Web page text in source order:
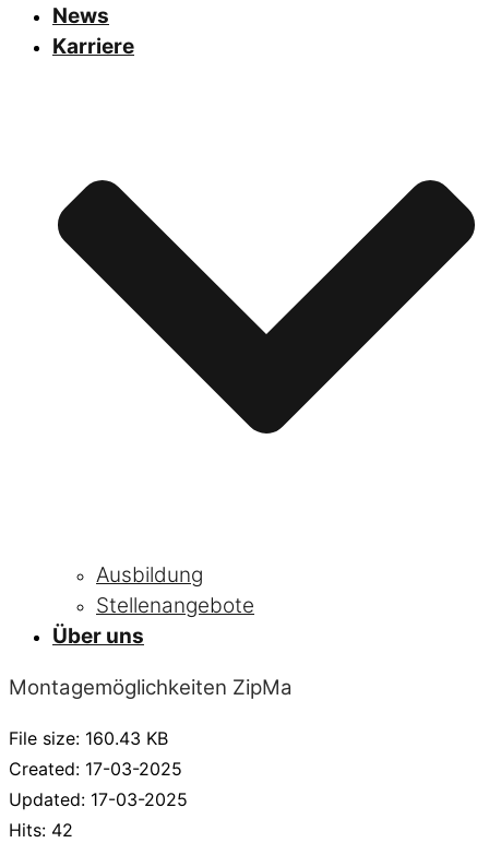
News
Karriere
Ausbildung
Stellenangebote
Über uns
Montagemöglichkeiten ZipMa
File size: 160.43 KB
Created: 17-03-2025
Updated: 17-03-2025
Hits: 42